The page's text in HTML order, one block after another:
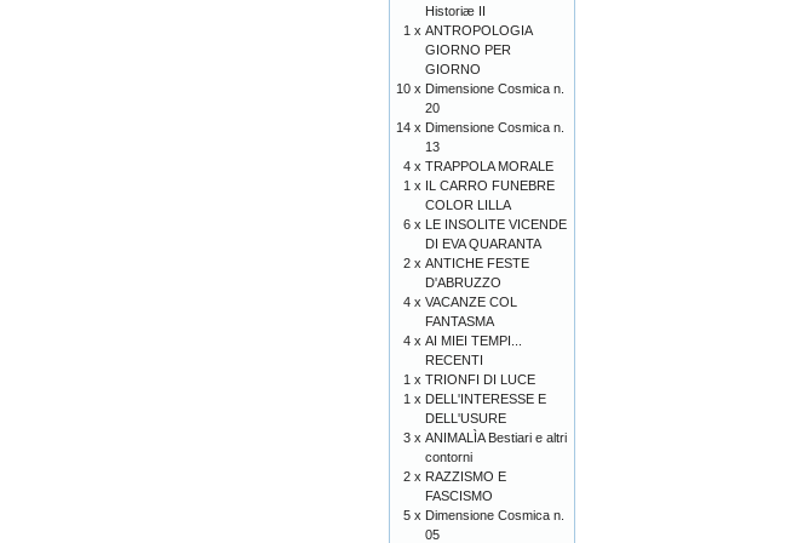
Historiæ II
1 x ANTROPOLOGIA
GIORNO PER
GIORNO
10 x Dimensione Cosmica n.
20
14 x Dimensione Cosmica n.
13
4 x TRAPPOLA MORALE
1 x IL CARRO FUNEBRE
COLOR LILLA
6 x LE INSOLITE VICENDE
DI EVA QUARANTA
2 x ANTICHE FESTE
D'ABRUZZO
4 x VACANZE COL
FANTASMA
4 x AI MIEI TEMPI...
RECENTI
1 x TRIONFI DI LUCE
1 x DELL'INTERESSE E
DELL'USURE
3 x ANIMALÌA Bestiari e altri
contorni
2 x RAZZISMO E
FASCISMO
5 x Dimensione Cosmica n.
05